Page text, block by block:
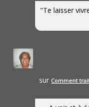
"Te laisser
sur Comment